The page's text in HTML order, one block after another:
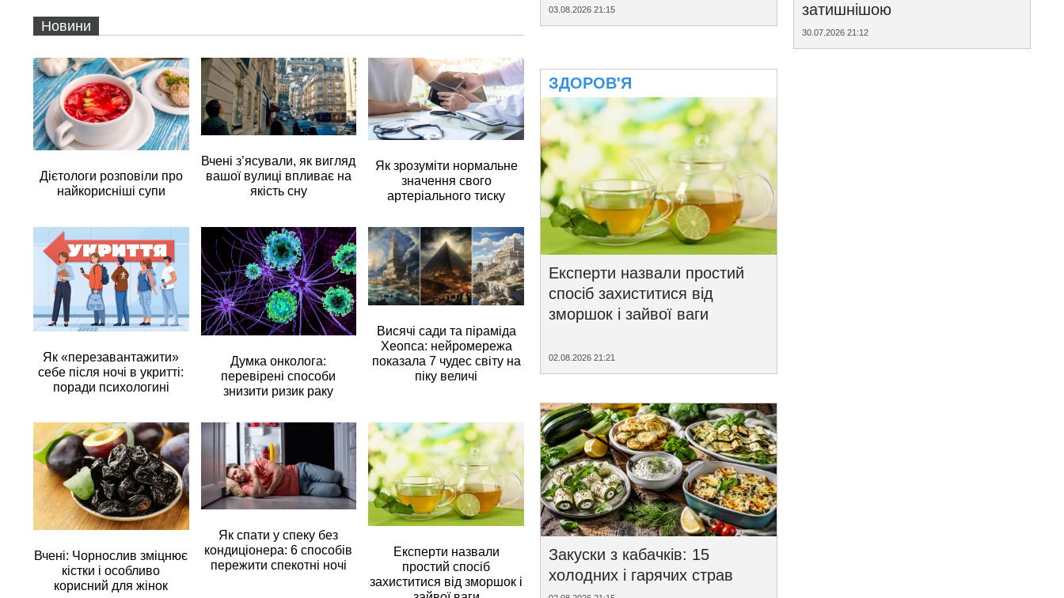
Новини
Дієтологи розповіли про
найкорисніші супи
Вчені з’ясували, як вигляд
вашої вулиці впливає на
якість сну
Як зрозуміти нормальне
значення свого
артеріального тиску
Як «перезавантажити»
себе після ночі в укритті:
поради психологині
Думка онколога:
перевірені способи
знизити ризик раку
Висячі сади та піраміда
Хеопса: нейромережа
показала 7 чудес світу на
піку величі
Вчені: Чорнослив зміцнює
кістки і особливо
корисний для жінок
Як спати у спеку без
кондиціонера: 6 способів
пережити спекотні ночі
Експерти назвали
простий спосіб
захиститися від зморшок і
03.08.2026 21:15
ЗДОРОВ'Я
Експерти назвали простий
спосіб захиститися від
зморшок і зайвої ваги
02.08.2026 21:21
Закуски з кабачків: 15
холодних і гарячих страв
затишнішою
30.07.2026 21:12